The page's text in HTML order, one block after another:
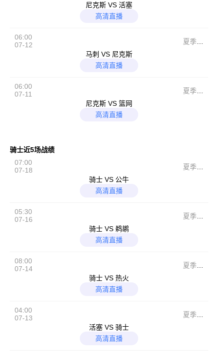
尼克斯 VS 活塞
高清直播
06:00
07-12
夏季联
马刺 VS 尼克斯
高清直播
06:00
07-11
夏季联
尼克斯 VS 篮网
高清直播
骑士近5场战绩
07:00
07-18
夏季联
骑士 VS 公牛
高清直播
05:30
07-16
夏季联
骑士 VS 鹈鹕
高清直播
08:00
07-14
夏季联
骑士 VS 热火
高清直播
04:00
07-13
夏季联
活塞 VS 骑士
高清直播